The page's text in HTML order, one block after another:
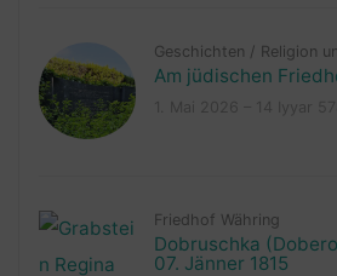
Geschichten / Religion
Am jüdischen
Friedhof Währing
Dobruschka
07. Jänner 1815